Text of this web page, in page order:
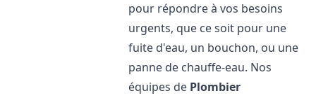
pour répondre à vos besoins
urgents, que ce soit pour une
fuite d'eau, un bouchon, ou une
panne de chauffe-eau. Nos
équipes de Plombier